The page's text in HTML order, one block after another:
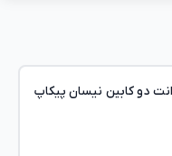
دو کابین نیسان پیکاپ